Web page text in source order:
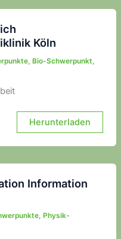
Köln
, Bio-Schwerpunkt,
Herunterladen
Information
, Physik-